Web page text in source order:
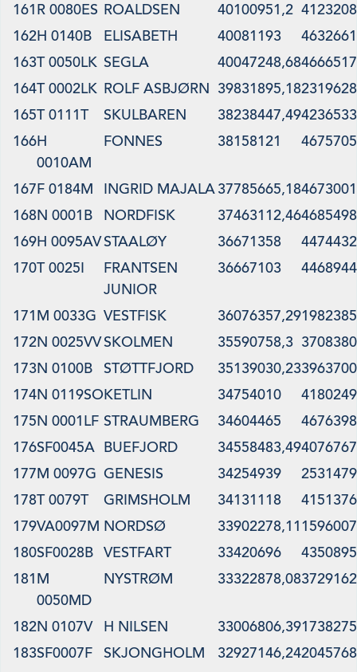
161R 0080ES ROALDSEN 40100951,2
162H 0140B ELISABETH 40081193
4632661
163T 0050LK SEGLA 40047248,68
164T 0002LK ROLF ASBJØRN 39831895,18
165T 0111T SKULBAREN 38238447,49
166H
0010AM
FONNES 38158121 4675705
167F 0184M INGRID MAJALA37785665,184673001
168N 0001B NORDFISK 37463112,464685498
169H 0095AVSTAALØY 36671358
4474432
170T 0025I
FRANTSEN
JUNIOR
36667103 4468944
171M 0033G VESTFISK 36076357,29
172N 0025VVSKOLMEN 35590758,3
173N 0100B STØTTFJORD 35139030,23
174N 0119SOKETLIN 34754010
4180249
175N 0001LF STRAUMBERG 34604465
4676398
176SF0045A BUEFJORD 34558483,49
177M 0097G GENESIS 34254939
178T 0079T GRIMSHOLM 34131118
4151376
179VA0097M NORDSØ 33902278,11
180SF0028B VESTFART 33420696
4350895
181M
0050MD
NYSTRØM 33322878,08
182N 0107V H NILSEN 33006806,39
183SF0007F SKJONGHOLM 32927146,24